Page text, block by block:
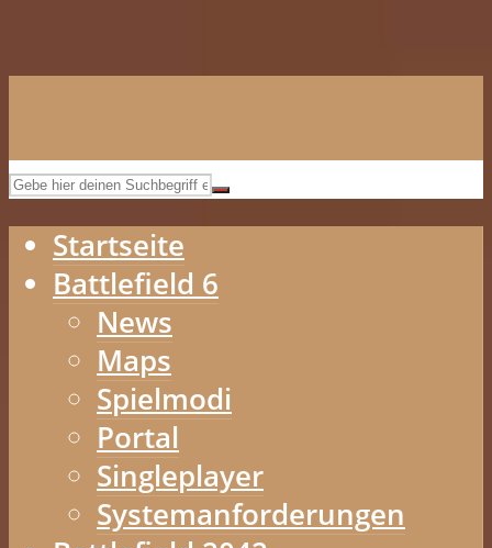
Startseite
Battlefield 6
News
Maps
Spielmodi
Portal
Singleplayer
Systemanforderungen